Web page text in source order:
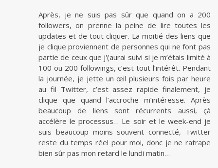
Après, je ne suis pas sûr que quand on a 200
followers, on prenne la peine de lire toutes les
updates et de tout cliquer. La moitié des liens que
je clique proviennent de personnes qui ne font pas
partie de ceux que j'(aurai suivi si je m’étais limité à
100 ou 200 followings, c’est tout l’intérêt. Pendant
la journée, je jette un œil plusieurs fois par heure
au fil Twitter, c’est assez rapide finalement, je
clique que quand l’accroche m’intéresse. Après
beaucoup de liens sont récurrents aussi, çà
accélère le processus… Le soir et le week-end je
suis beaucoup moins souvent connecté, Twitter
reste du temps réel pour moi, donc je ne ratrape
bien sûr pas mon retard le lundi matin…